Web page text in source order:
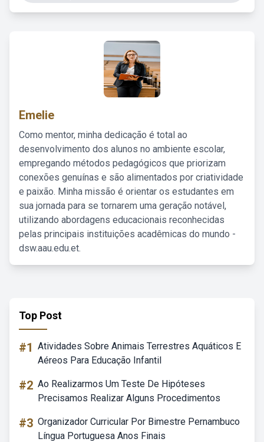
Emelie
Como mentor, minha dedicação é total ao
desenvolvimento dos alunos no ambiente escolar,
empregando métodos pedagógicos que priorizam
conexões genuínas e são alimentados por criatividade
e paixão. Minha missão é orientar os estudantes em
sua jornada para se tornarem uma geração notável,
utilizando abordagens educacionais reconhecidas
pelas principais instituições acadêmicas do mundo -
dsw.aau.edu.et.
Top Post
#1 Atividades Sobre Animais Terrestres Aquáticos E
Aéreos Para Educação Infantil
#2 Ao Realizarmos Um Teste De Hipóteses
Precisamos Realizar Alguns Procedimentos
#3 Organizador Curricular Por Bimestre Pernambuco
Língua Portuguesa Anos Finais